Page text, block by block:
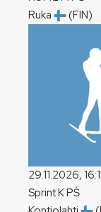
Ruka
(FIN)
29.11.2026,
SprintKPŚ